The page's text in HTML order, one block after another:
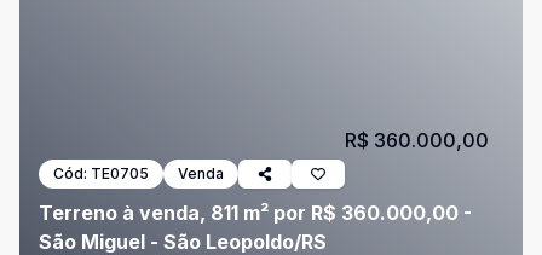
Cód: TE0705 Venda
Terreno à venda, 811 m² por R$ 360.000,00 -
São Miguel - São Leopoldo/RS
R$ 360.000,00